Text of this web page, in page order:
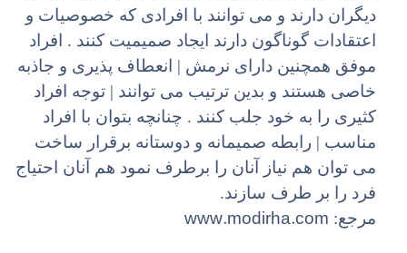
دیگران دارند و می توانند با افرادی که خصوصیات و
اعتقادات گوناگون دارند ایجاد صمیمیت کنند . افراد
موفق همچنین دارای نرمش | انعطاف پذیری و جاذبه
خاصی هستند و بدین ترتیب می توانند | توجه افراد
کثیری را به خود جلب کنند . چنانچه بتوان با افراد
مناسب | رابطه صمیمانه و دوستانه برقرار ساخت
می توان هم نیاز آنان را برطرف نمود هم آنان احتیاج
فرد را بر طرف سازند.
مرجع: www.modirha.com